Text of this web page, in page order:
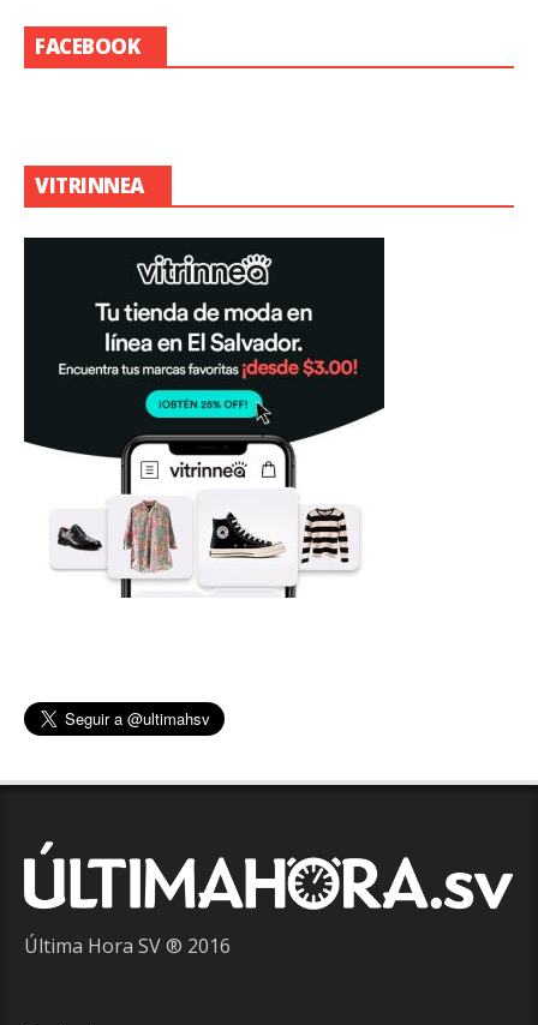
FACEBOOK
VITRINNEA
Última Hora SV ® 2016